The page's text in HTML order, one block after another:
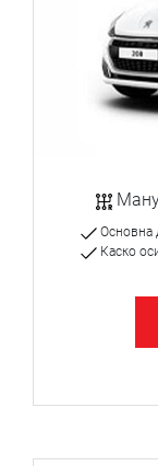
Основна
Каско